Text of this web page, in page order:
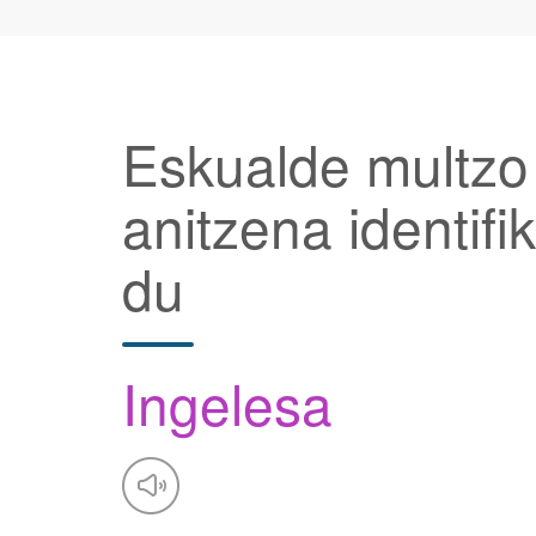
Eskualde multzo
anitzena
du
Ingelesa